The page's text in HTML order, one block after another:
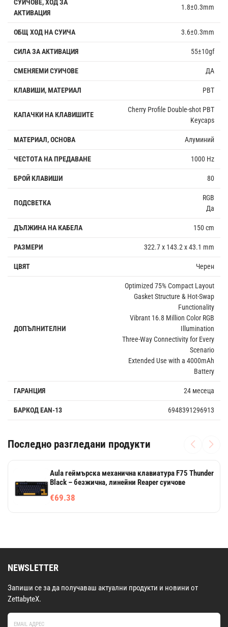
СУИЧОВЕ, ХОД ЗА
АКТИВАЦИЯ
1.8±0.3mm
ОБЩ ХОД НА СУИЧА 3.6±0.3mm
СИЛА ЗА АКТИВАЦИЯ 55±10gf
СМЕНЯЕМИ СУИЧОВЕ ДА
КЛАВИШИ, МАТЕРИАЛ PBT
КАПАЧКИ НА КЛАВИШИТЕ
Cherry Profile Double-shot PBT
Keycaps
МАТЕРИАЛ, ОСНОВА Алуминий
ЧЕСТОTА НА ПРЕДАВАНЕ 1000 Hz
БРОЙ КЛАВИШИ 80
ПОДСВЕТКА
RGB
Да
ДЪЛЖИНА НА КАБЕЛА 150 cm
РАЗМЕРИ 322.7 x 143.2 x 43.1 mm
ЦВЯТ Черен
ДОПЪЛНИТЕЛНИ
Optimized 75% Compact Layout
Gasket Structure & Hot-Swap
Functionality
Vibrant 16.8 Million Color RGB
Illumination
Three-Way Connectivity for Every
Scenario
Extended Use with a 4000mAh
Battery
ГАРАНЦИЯ 24 месеца
БАРКОД EAN-13 6948391296913
Последно разгледани продукти
Aula геймърска механична клавиатура F75 Thunder
Black – безжична, линейни Reaper суичове
€69.38
NEWSLETTER
Запиши се за да получаваш актуални продукти и новини от
ZettabyteX.